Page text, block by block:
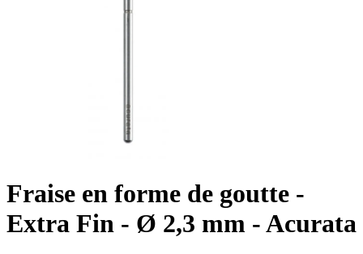
Fraise en forme de goutte -
Extra Fin - Ø 2,3 mm - Acurata